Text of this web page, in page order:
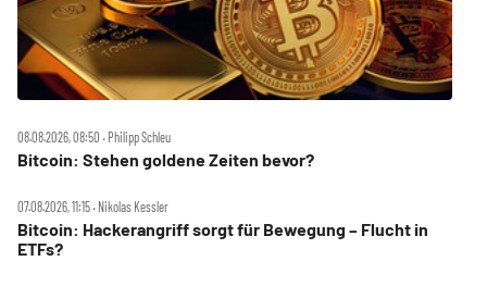
08.08.2026, 08:50 ‧ Philipp Schleu
Bitcoin: Stehen goldene Zeiten bevor?
07.08.2026, 11:15 ‧ Nikolas Kessler
Bitcoin: Hackerangriff sorgt für Bewegung – Flucht in
ETFs?